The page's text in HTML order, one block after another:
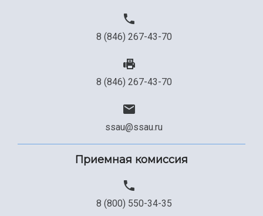
8 (846) 267-43-70
8 (846) 267-43-70
ssau@ssau.ru
Приемная комиссия
8 (800) 550-34-35